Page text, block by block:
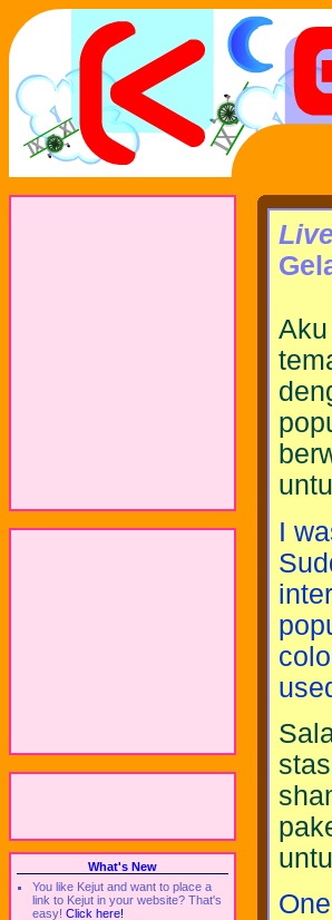
What's New
You like Kejut and want to place a
link to Kejut in your website? That's
easy! Click here!
I